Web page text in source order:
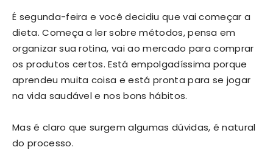
É segunda-feira e você decidiu que vai começar a
dieta. Começa a ler sobre métodos, pensa em
organizar sua rotina, vai ao mercado para comprar
os produtos certos. Está empolgadíssima porque
aprendeu muita coisa e está pronta para se jogar
na vida saudável e nos bons hábitos.
Mas é claro que surgem algumas dúvidas, é natural
do processo.